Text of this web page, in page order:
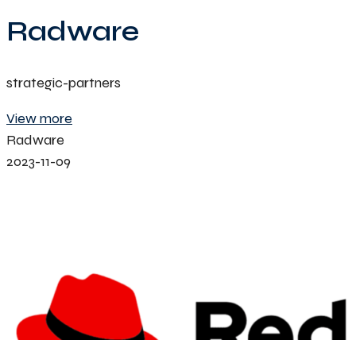
Radware
strategic-partners
View more
Radware
2023-11-09